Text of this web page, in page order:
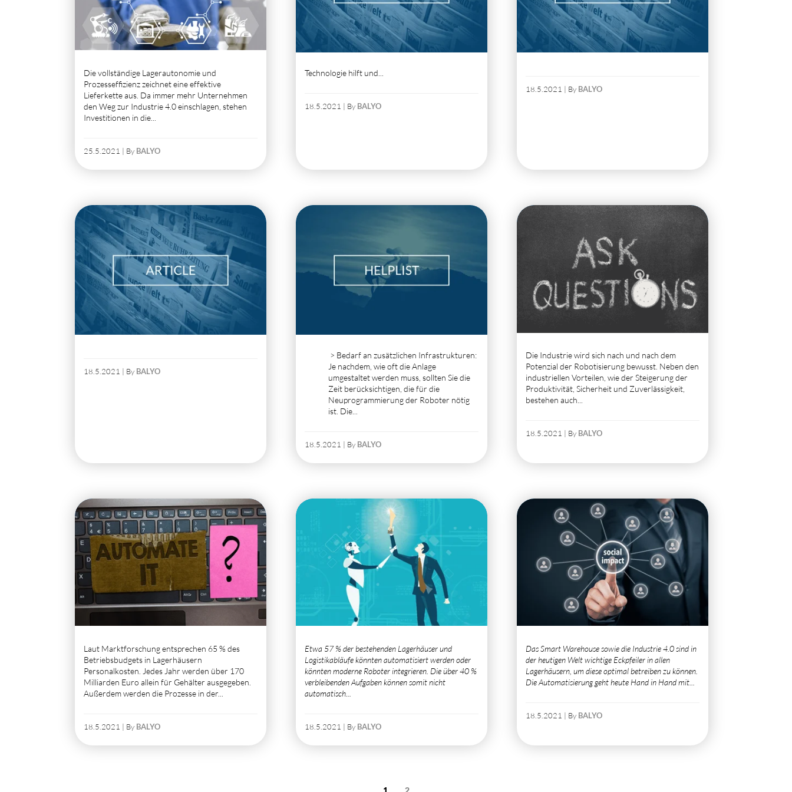
Die vollständige Lagerautonomie und
Prozesseffizienz zeichnet eine effektive
Lieferkette aus. Da immer mehr Unternehmen
den Weg zur Industrie 4.0 einschlagen, stehen
Investitionen in die...
25.5.2021 | By BALYO
Technologie hilft und...
18.5.2021 | By BALYO
18.5.2021 | By BALYO
18.5.2021 | By BALYO
> Bedarf an zusätzlichen Infrastrukturen:
Je nachdem, wie oft die Anlage
umgestaltet werden muss, sollten Sie die
Zeit berücksichtigen, die für die
Neuprogrammierung der Roboter nötig
ist. Die...
18.5.2021 | By BALYO
Die Industrie wird sich nach und nach dem
Potenzial der Robotisierung bewusst. Neben den
industriellen Vorteilen, wie der Steigerung der
Produktivität, Sicherheit und Zuverlässigkeit,
bestehen auch...
18.5.2021 | By BALYO
Laut Marktforschung entsprechen 65 % des
Betriebsbudgets in Lagerhäusern
Personalkosten. Jedes Jahr werden über 170
Milliarden Euro allein für Gehälter ausgegeben.
Außerdem werden die Prozesse in der...
18.5.2021 | By BALYO
Etwa 57 % der bestehenden Lagerhäuser und
Logistikabläufe könnten automatisiert werden oder
könnten moderne Roboter integrieren. Die über 40 %
verbleibenden Aufgaben können somit nicht
automatisch...
18.5.2021 | By BALYO
Das Smart Warehouse sowie die Industrie 4.0 sind in
der heutigen Welt wichtige Eckpfeiler in allen
Lagerhäusern, um diese optimal betreiben zu können.
Die Automatisierung geht heute Hand in Hand mit...
18.5.2021 | By BALYO
1 2